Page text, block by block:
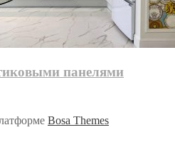
панелями
Bosa Themes